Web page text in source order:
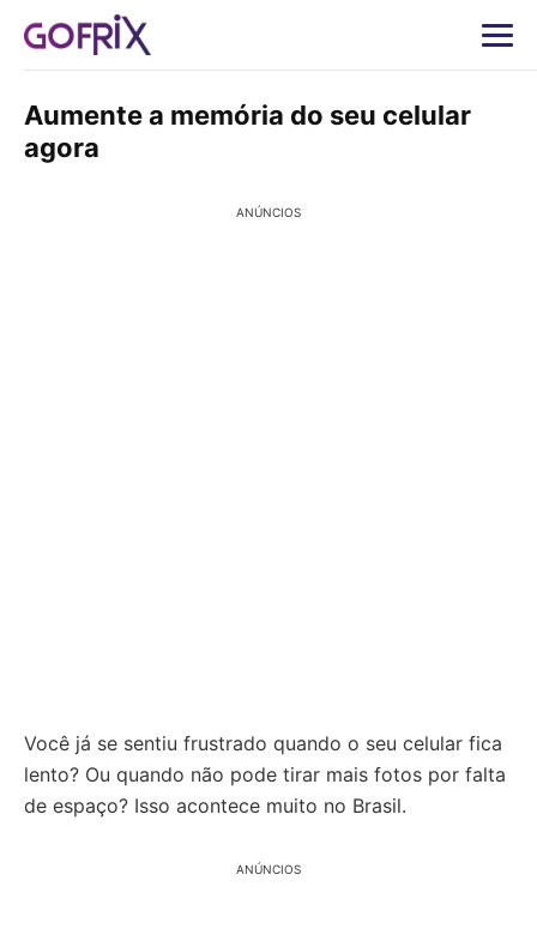
Aumente a memória do seu celular
agora
ANÚNCIOS
Você já se sentiu frustrado quando o seu celular fica
lento? Ou quando não pode tirar mais fotos por falta
de espaço? Isso acontece muito no Brasil.
ANÚNCIOS